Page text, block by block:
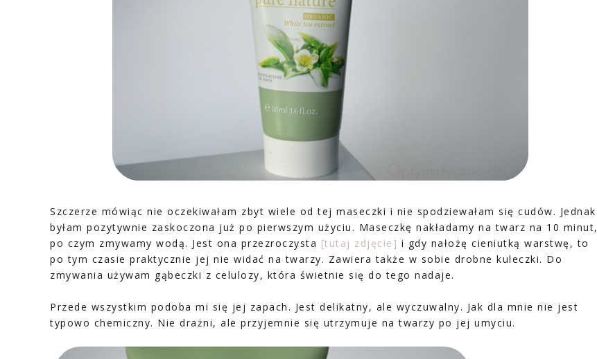
Szczerze mówiąc nie oczekiwałam zbyt wiele od tej maseczki i nie spodziewałam się cudów. Jednak
byłam pozytywnie zaskoczona już po pierwszym użyciu. Maseczkę nakładamy na twarz na 10 minut,
po czym zmywamy wodą. Jest ona przezroczysta [tutaj zdjęcie] i gdy nałożę cieniutką warstwę, to
po tym czasie praktycznie jej nie widać na twarzy. Zawiera także w sobie drobne kuleczki. Do
zmywania używam gąbeczki z celulozy, która świetnie się do tego nadaje.
Przede wszystkim podoba mi się jej zapach. Jest delikatny, ale wyczuwalny. Jak dla mnie nie jest
typowo chemiczny. Nie drażni, ale przyjemnie się utrzymuje na twarzy po jej umyciu.